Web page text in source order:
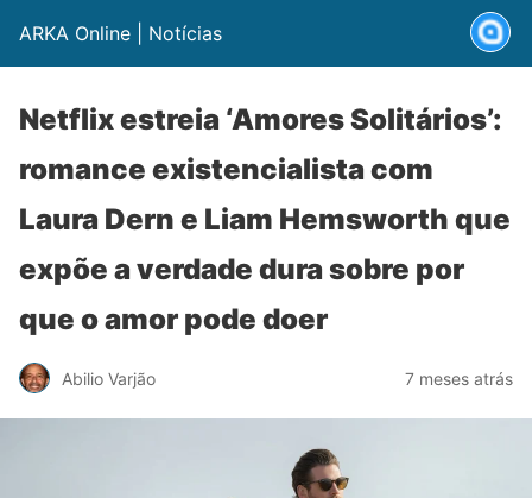
ARKA Online | Notícias
Netflix estreia ‘Amores Solitários’:
romance existencialista com
Laura Dern e Liam Hemsworth que
expõe a verdade dura sobre por
que o amor pode doer
Abilio Varjão 7 meses atrás